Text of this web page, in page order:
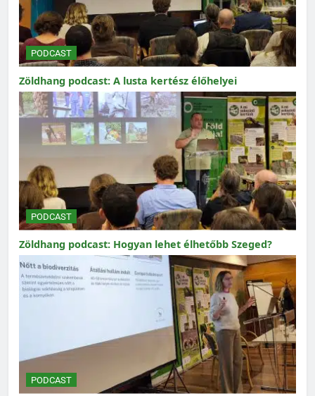
PODCAST
Zöldhang podcast: A lusta kertész élőhelyei
PODCAST
Zöldhang podcast: Hogyan lehet élhetőbb Szeged?
PODCAST